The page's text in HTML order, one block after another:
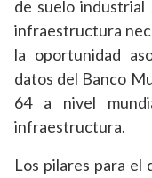
de suelo
infraestructura
la oportunidad
datos del Banco
64 a nivel
infraestructura.
Los pilares para el